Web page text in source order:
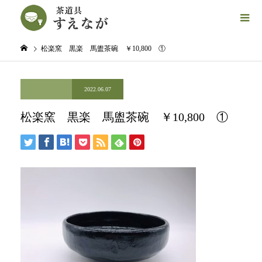
松楽窯 黒楽 馬盥茶碗 ￥10,800 ①
2022.06.07
松楽窯 黒楽 馬盥茶碗 ￥10,800 ①